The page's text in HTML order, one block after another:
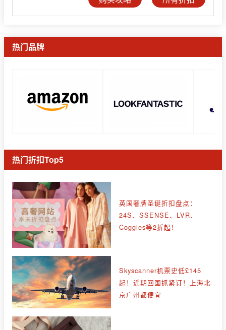
热门品牌
热门折扣Top5
英国奢牌圣诞折扣盘点：
24S、SSENSE、LVR、
Coggles等2折起！
Skyscanner机票史低£145
起！近期回国抓紧订！上海北
京广州都便宜